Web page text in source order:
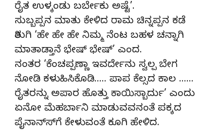
ರೈತ ಉಳ್ಕಂಡು ಬರ್ಬೇಕು ಅಷ್ಟೆ’.
ಸುಬ್ಬಪ್ಪನ ಮಾತು ಕೇಳಿದ ರಾಮ ಚಿನ್ನಪ್ಪನ ಕಡೆ
ತಿರುಗಿ ‘ಹೇ ಹೇ ಹೇ ನಿಮ್ಮ ನೆಂಟ ಬಹಳ ಚನ್ನಾಗಿ
ಮಾತಾಡ್ತಾನೆ ಭೇಷ್ ಭೇಷ್’ ಎಂದ.
ನಂತರ ‘ಕೆಂಚಪ್ಪಣ್ಣಾ ಇವರ್ದೇನು ಸ್ವಲ್ಪ ಬೇಗ
ನೋಡಿ ಕಳುಹಿಸಿಕೊಡಿ….. ಪಾಪ ಕೆಲ್ಸದ ಕಾಲ ……
ರೈತರನ್ನು ಅಪಾರ ಹೊತ್ತು ಕಾಯಿಸ್ಬಾರ್ದು’ ಎಂದು
ಏನೋ ಮೆಹರ್ಬಾನಿ ಮಾಡುವವನಂತೆ ಪಕ್ಕದ
ಪೈನಾನ್ಸ್‍ಗೆ ಕೇಳುವಂತೆ ಕೂಗಿ ಹೇಳಿದ.